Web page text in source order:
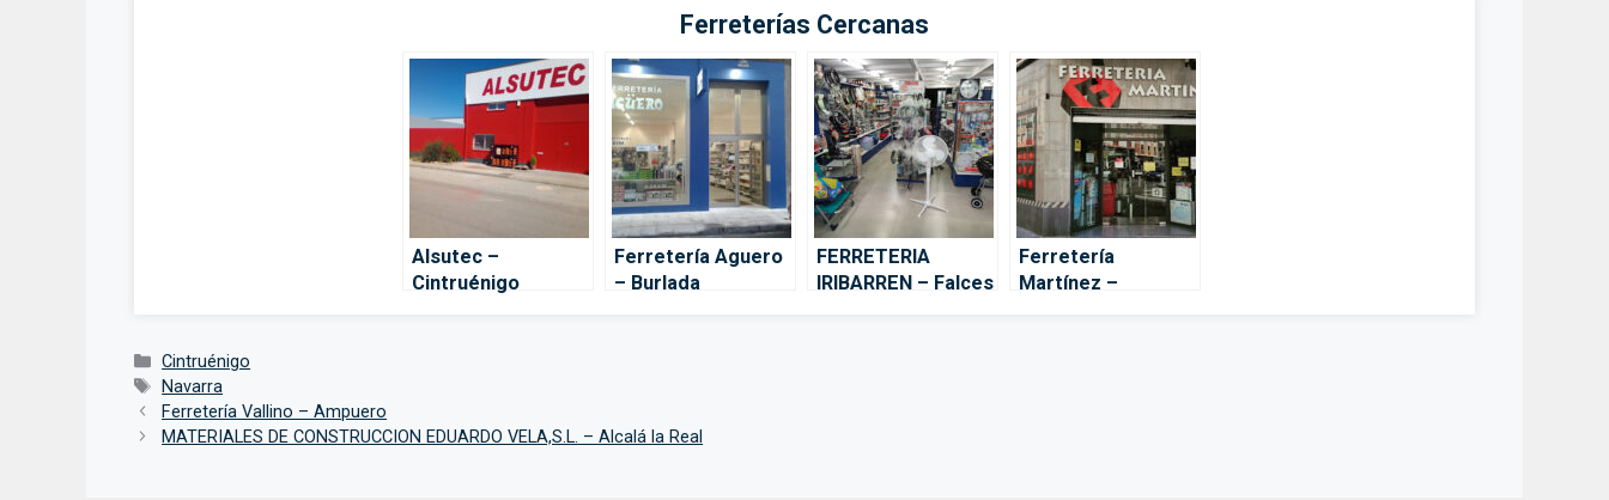
Ferreterías Cercanas
Alsutec –
Cintruénigo
Ferretería Aguero
– Burlada
FERRETERIA
IRIBARREN – Falces
Ferretería
Martínez –
Categorías
Cintruénigo
Etiquetas
Navarra
Ferretería Vallino – Ampuero
MATERIALES DE CONSTRUCCION EDUARDO VELA,S.L. – Alcalá la Real